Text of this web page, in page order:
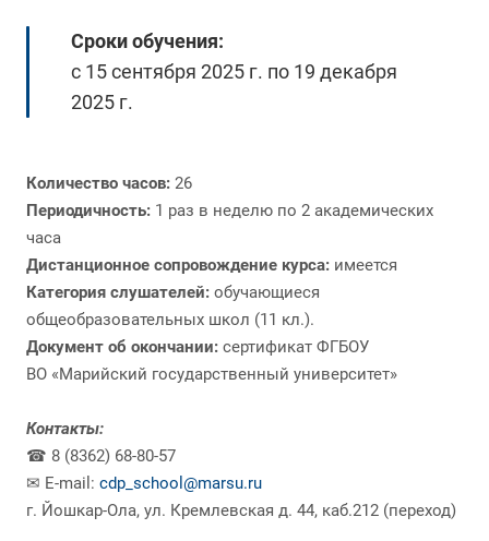
Сроки обучения:
с 15 сентября 2025 г. по 19 декабря
2025 г.
Количество часов: 26
Периодичность: 1 раз в неделю по 2 академических
часа
Дистанционное сопровождение курса: имеется
Категория слушателей: обучающиеся
общеобразовательных школ (11 кл.).
Документ об окончании: сертификат ФГБОУ
ВО «Марийский государственный университет»
Контакты:
☎ 8 (8362) 68-80-57
✉ E-mail: cdp_school@marsu.ru
г. Йошкар-Ола, ул. Кремлевская д. 44, каб.212 (переход)